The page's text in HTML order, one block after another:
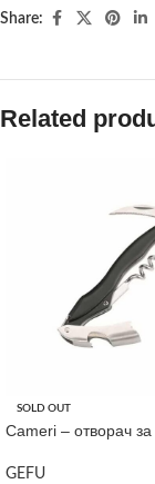
Share:
Related
SOLD OUT
Cameri – отворач
GEFU